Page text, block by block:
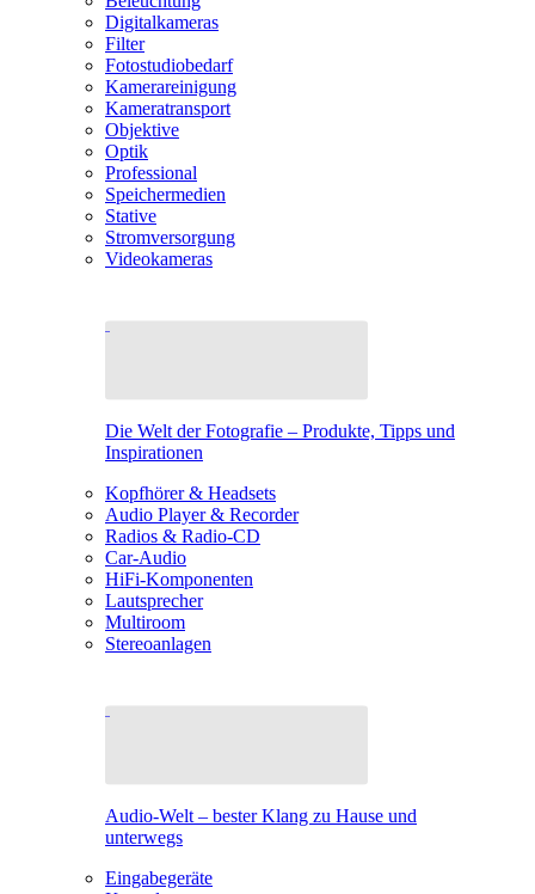
Digitalkameras
Filter
Fotostudiobedarf
Kamerareinigung
Kameratransport
Objektive
Optik
Professional
Speichermedien
Stative
Stromversorgung
Videokameras
Die Welt der Fotografie – Produkte, Tipps und
Inspirationen
Kopfhörer & Headsets
Audio Player & Recorder
Radios & Radio-CD
Car-Audio
HiFi-Komponenten
Lautsprecher
Multiroom
Stereoanlagen
Audio-Welt – bester Klang zu Hause und
unterwegs
Eingabegeräte